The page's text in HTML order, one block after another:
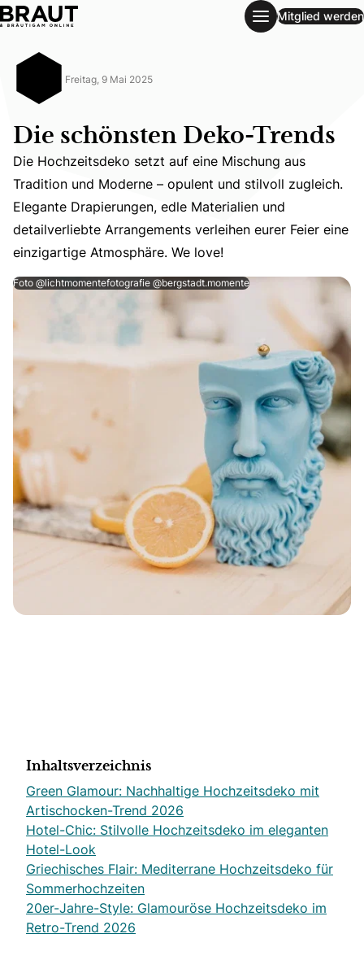
Mitglied werden
Freitag, 9 Mai 2025
Die schönsten Deko-Trends
Die Hochzeitsdeko setzt auf eine Mischung aus
Die Hochzeitsdeko setzt auf eine Mischung aus
Tradition und Moderne – opulent und stilvoll zugleich.
Elegante Drapierungen, edle Materialien und
detailverliebte Arrangements verleihen eurer Feier eine
einzigartige Atmosphäre. We love!
Foto @lichtmomentefotografie @bergstadt.momente
Inhaltsverzeichnis
Green Glamour: Nachhaltige Hochzeitsdeko mit
Artischocken-Trend 2026
Hotel-Chic: Stilvolle Hochzeitsdeko im eleganten
Hotel-Look
Griechisches Flair: Mediterrane Hochzeitsdeko für
Sommerhochzeiten
20er-Jahre-Style: Glamouröse Hochzeitsdeko im
Retro-Trend 2026